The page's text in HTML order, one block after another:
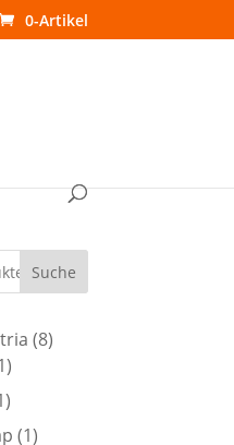
0-Artikel
Suche
88
1
Produkt
1
Produkt
11